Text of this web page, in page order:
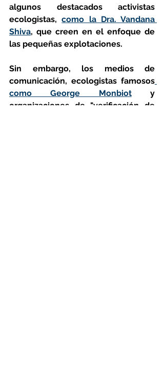
algunos destacados activistas
ecologistas, como la Dra. Vandana
Shiva, que creen en el enfoque de
las pequeñas explotaciones.
Sin embargo, los medios de
comunicación, ecologistas famosos
como George Monbiot y
organizaciones de "verificación de